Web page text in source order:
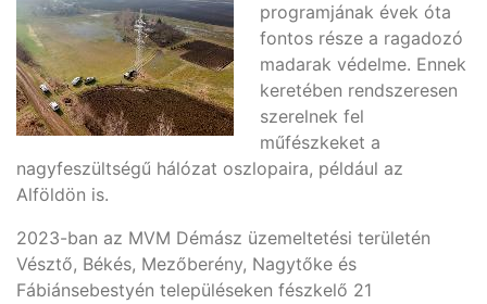
programjának évek óta
fontos része a ragadozó
madarak védelme. Ennek
keretében rendszeresen
szerelnek fel
műfészkeket a
nagyfeszültségű hálózat oszlopaira, például az
Alföldön is.
2023-ban az MVM Démász üzemeltetési területén
Vésztő, Békés, Mezőberény, Nagytőke és
Fábiánsebestyén településeken fészkelő 21